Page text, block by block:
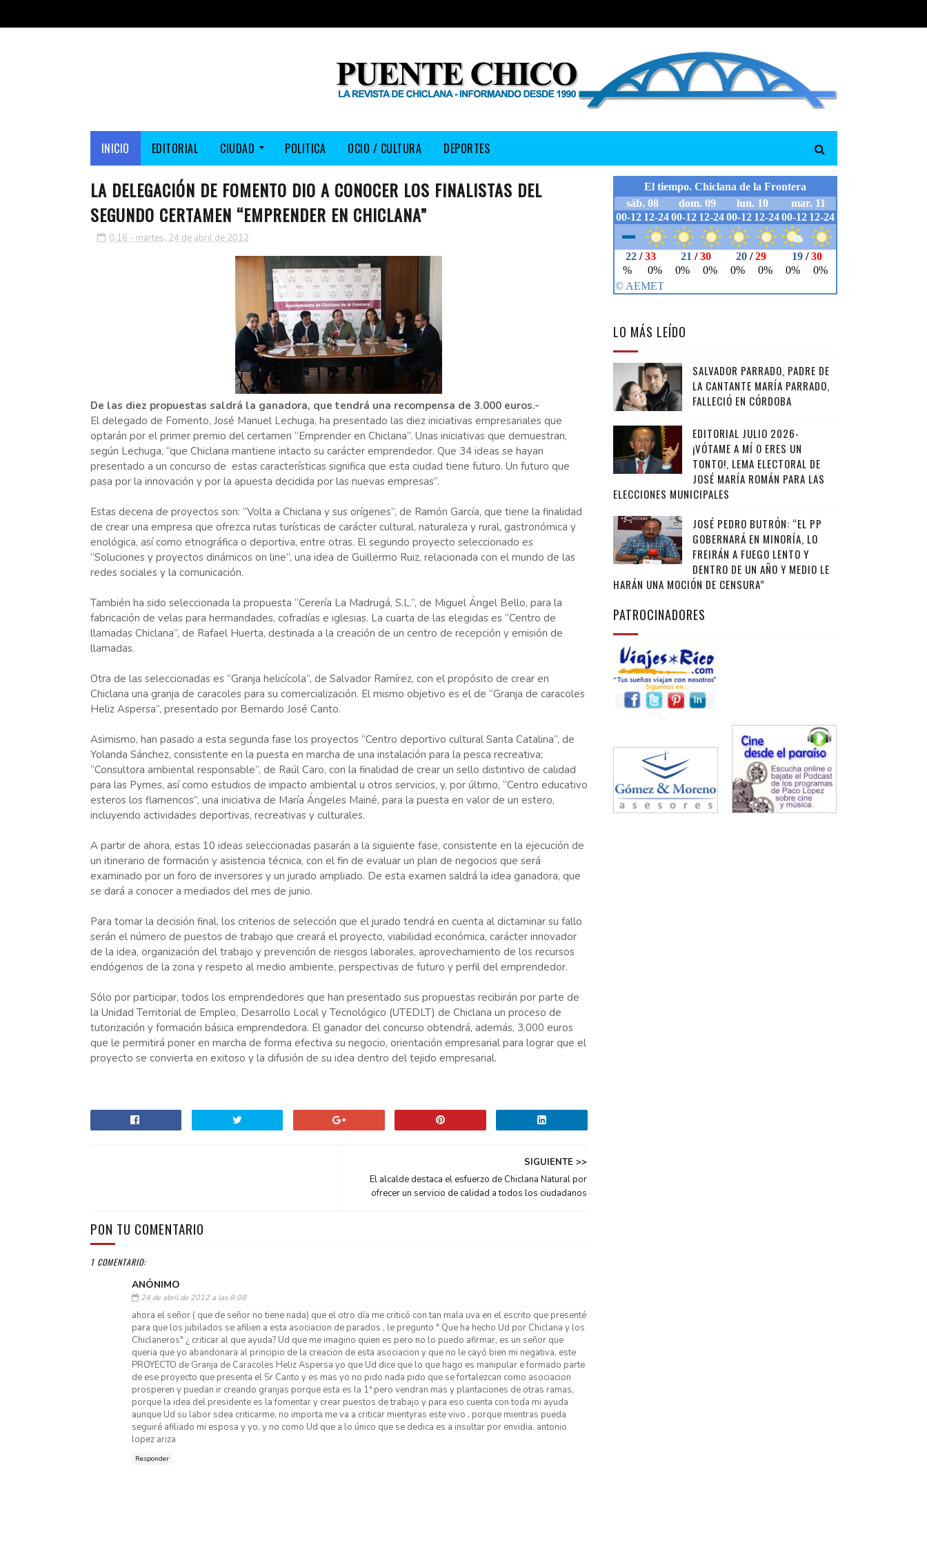
INICIO EDITORIAL CIUDAD POLITICA OCIO / CULTURA DEPORTES
LA DELEGACIÓN DE FOMENTO DIO A CONOCER LOS FINALISTAS DEL
SEGUNDO CERTAMEN “EMPRENDER EN CHICLANA”
0:16 - martes, 24 de abril de 2012
De las diez propuestas saldrá la ganadora, que tendrá una recompensa de 3.000 euros.-
El delegado de Fomento, José Manuel Lechuga, ha presentado las diez iniciativas empresariales que
optarán por el primer premio del certamen “Emprender en Chiclana”. Unas iniciativas que demuestran,
según Lechuga, “que Chiclana mantiene intacto su carácter emprendedor. Que 34 ideas se hayan
presentado a un concurso de estas características significa que esta ciudad tiene futuro. Un futuro que
pasa por la innovación y por la apuesta decidida por las nuevas empresas”.
Estas decena de proyectos son: “Volta a Chiclana y sus orígenes”, de Ramón García, que tiene la finalidad
de crear una empresa que ofrezca rutas turísticas de carácter cultural, naturaleza y rural, gastronómica y
enológica, así como etnográfica o deportiva, entre otras. El segundo proyecto seleccionado es
“Soluciones y proyectos dinámicos on line”, una idea de Guillermo Ruiz, relacionada con el mundo de las
redes sociales y la comunicación.
También ha sido seleccionada la propuesta “Cerería La Madrugá, S.L.”, de Miguel Ángel Bello, para la
fabricación de velas para hermandades, cofradías e iglesias. La cuarta de las elegidas es “Centro de
llamadas Chiclana”, de Rafael Huerta, destinada a la creación de un centro de recepción y emisión de
llamadas.
Otra de las seleccionadas es “Granja helicícola”, de Salvador Ramírez, con el propósito de crear en
Chiclana una granja de caracoles para su comercialización. El mismo objetivo es el de “Granja de caracoles
Heliz Aspersa”, presentado por Bernardo José Canto.
Asimismo, han pasado a esta segunda fase los proyectos “Centro deportivo cultural Santa Catalina”, de
Yolanda Sánchez, consistente en la puesta en marcha de una instalación para la pesca recreativa;
“Consultora ambiental responsable”, de Raúl Caro, con la finalidad de crear un sello distintivo de calidad
para las Pymes, así como estudios de impacto ambiental u otros servicios, y, por último, “Centro educativo
esteros los flamencos”, una iniciativa de María Ángeles Mainé, para la puesta en valor de un estero,
incluyendo actividades deportivas, recreativas y culturales.
A partir de ahora, estas 10 ideas seleccionadas pasarán a la siguiente fase, consistente en la ejecución de
un itinerario de formación y asistencia técnica, con el fin de evaluar un plan de negocios que será
examinado por un foro de inversores y un jurado ampliado. De esta examen saldrá la idea ganadora, que
se dará a conocer a mediados del mes de junio.
Para tomar la decisión final, los criterios de selección que el jurado tendrá en cuenta al dictaminar su fallo
serán el número de puestos de trabajo que creará el proyecto, viabilidad económica, carácter innovador
de la idea, organización del trabajo y prevención de riesgos laborales, aprovechamiento de los recursos
endógenos de la zona y respeto al medio ambiente, perspectivas de futuro y perfil del emprendedor.
Sólo por participar, todos los emprendedores que han presentado sus propuestas recibirán por parte de
la Unidad Territorial de Empleo, Desarrollo Local y Tecnológico (UTEDLT) de Chiclana un proceso de
tutorización y formación básica emprendedora. El ganador del concurso obtendrá, además, 3.000 euros
que le permitirá poner en marcha de forma efectiva su negocio, orientación empresarial para lograr que el
proyecto se convierta en exitoso y la difusión de su idea dentro del tejido empresarial.
SIGUIENTE >>
El alcalde destaca el esfuerzo de Chiclana Natural por
ofrecer un servicio de calidad a todos los ciudadanos
PON TU COMENTARIO
1 COMENTARIO:
ANÓNIMO
24 de abril de 2012 a las 8:08
ahora el señor ( que de señor no tiene nada) que el otro día me criticó con tan mala uva en el escrito que presenté
para que los jubilados se afilien a esta asociacion de parados , le pregunto " Que ha hecho Ud por Chiclana y los
Chiclaneros" ¿ criticar al que ayuda? Ud que me imagino quien es pero no lo puedo afirmar, es un señor que
queria que yo abandonara al principio de la creacion de esta asociacion y que no le cayó bien mi negativa, este
PROYECTO de Granja de Caracoles Heliz Aspersa yo que Ud dice que lo que hago es manipular e formado parte
de ese proyecto que presenta el Sr Canto y es mas yo no pido nada pido que se fortalezcan como asociacion
prosperen y puedan ir creando granjas porque esta es la 1ª pero vendran mas y plantaciones de otras ramas,
porque la idea del presidente es la fomentar y crear puestos de trabajo y para eso cuenta con toda mi ayuda
aunque Ud su labor sdea criticarme, no importa me va a criticar mientyras este vivo , porque mientras pueda
seguiré afiliado mi esposa y yo, y no como Ud que a lo único que se dedica es a insultar por envidia. antonio
lopez ariza
Responder
LO MÁS LEÍDO
SALVADOR PARRADO, PADRE DE
LA CANTANTE MARÍA PARRADO,
FALLECIÓ EN CÓRDOBA
EDITORIAL JULIO 2026-
¡VÓTAME A MÍ O ERES UN
TONTO!, LEMA ELECTORAL DE
JOSÉ MARÍA ROMÁN PARA LAS
ELECCIONES MUNICIPALES
JOSÉ PEDRO BUTRÓN: “EL PP
GOBERNARÁ EN MINORÍA, LO
FREIRÁN A FUEGO LENTO Y
DENTRO DE UN AÑO Y MEDIO LE
HARÁN UNA MOCIÓN DE CENSURA”
PATROCINADORES